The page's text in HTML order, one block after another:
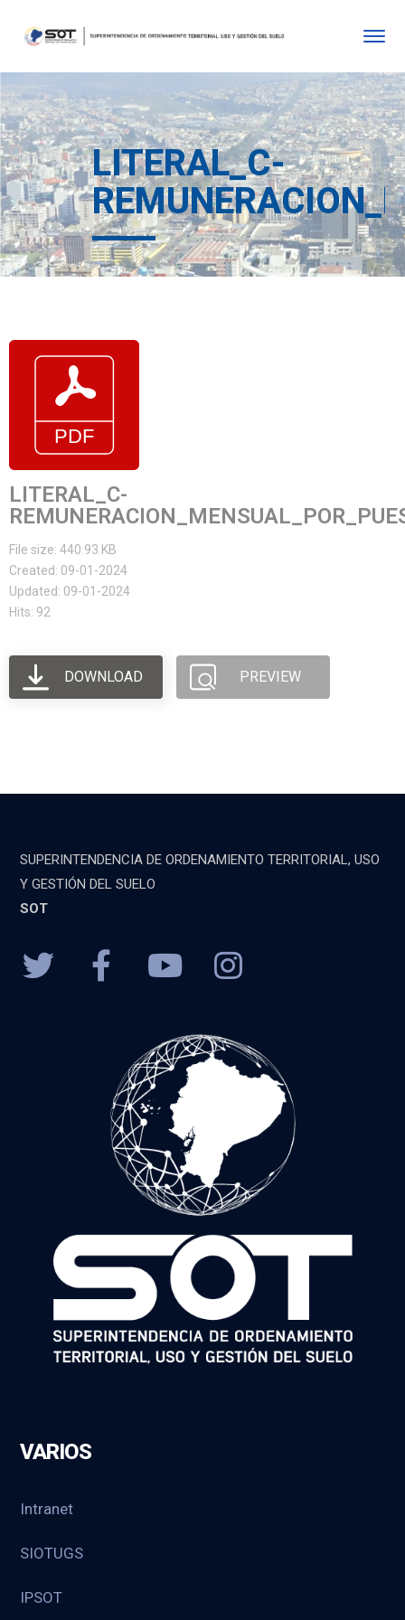
LITERAL_C-
LITERAL_C-
File size: 440.93 KB
Created: 09-01-2024
Updated: 09-01-2024
Hits: 92
DOWNLOAD PREVIEW
SUPERINTENDENCIA DE ORDENAMIENTO TERRITORIAL, USO
Y GESTIÓN DEL SUELO
SOT
VARIOS
Intranet
SIOTUGS
IPSOT